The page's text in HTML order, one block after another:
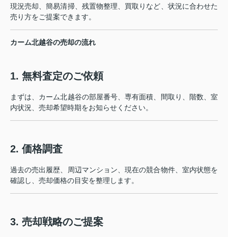
現況売却、簡易清掃、残置物整理、買取りなど、状況に合わせた
売り方をご提案できます。
カーム北越谷の売却の流れ
1. 無料査定のご依頼
まずは、カーム北越谷の部屋番号、専有面積、間取り、階数、室
内状況、売却希望時期をお知らせください。
2. 価格調査
過去の売出履歴、周辺マンション、現在の競合物件、室内状態を
確認し、売却価格の目安を整理します。
3. 売却戦略のご提案